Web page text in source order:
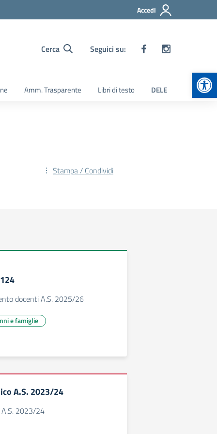
Accedi
Cerca Seguici su:
Amm. Trasparente Libri di testo DELE
Stampa / Condividi
docenti A.S. 2025/26
e famiglie
A.S. 2023/24
2023/24